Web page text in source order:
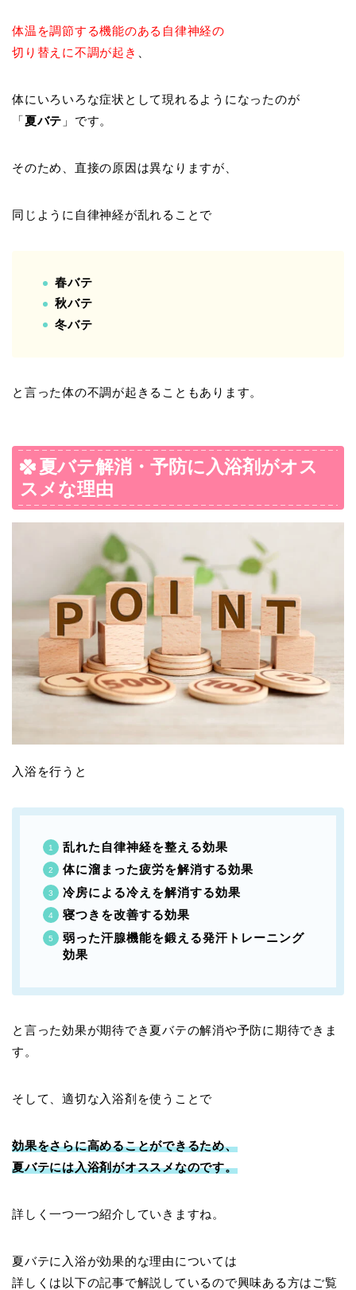
体温を調節する機能のある自律神経の
切り替えに不調が起き
体にいろいろな症状として現れるようになったのが
「夏バテ 」です。
そのため、直接の原因は異なりますが、
同じように自律神経が乱れることで
春バテ
秋バテ
冬バテ
と言った体の不調が起きることもあります。
夏バテ解消・予防に入浴剤がオス
スメな理由
入浴を行うと
乱れた自律神経を整える効果
体に溜まった疲労を解消する効果
冷房による冷えを解消する効果
寝つきを改善する効果
弱った汗腺機能を鍛える発汗トレーニング
効果
と言った効果が期待でき夏バテの解消や予防に期待できま
す。
そして、適切な入浴剤を使うことで
効果をさらに高めることができるため、
夏バテには入浴剤がオススメなのです。
詳しく一つ一つ紹介していきますね。
夏バテに入浴が効果的な理由については
詳しくは以下の記事で解説しているので興味ある方はご覧